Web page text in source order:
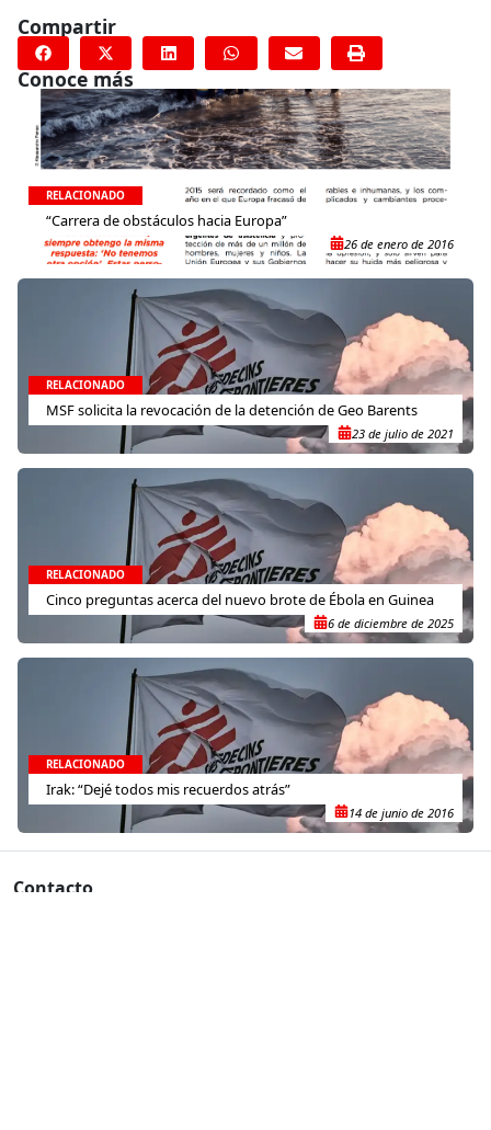
Compartir
Conoce más
RELACIONADO
“Carrera de obstáculos hacia Europa”
26 de enero de 2016
RELACIONADO
MSF solicita la revocación de la detención de Geo Barents
23 de julio de 2021
RELACIONADO
Cinco preguntas acerca del nuevo brote de Ébola en Guinea
6 de diciembre de 2025
RELACIONADO
Irak: “Dejé todos mis recuerdos atrás”
14 de junio de 2016
Contacto